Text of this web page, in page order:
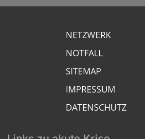
NETZWERK
NOTFALL
SITEMAP
IMPRESSUM
DATENSCHUTZ